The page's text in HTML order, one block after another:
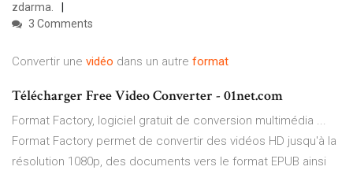
zdarma.
3 Comments
Convertir une vidéo dans un autre format
Télécharger Free Video Converter - 01net.com
Format Factory, logiciel gratuit de conversion multimédia ...
Format Factory permet de convertir des vidéos HD jusqu'à la
résolution 1080p, des documents vers le format EPUB ainsi